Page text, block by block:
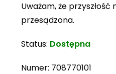
Uważam, że
przesądzona.
Status: Dostępna
Numer: 708770101